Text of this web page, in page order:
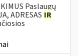
Paslaugų
ADRESAS IR